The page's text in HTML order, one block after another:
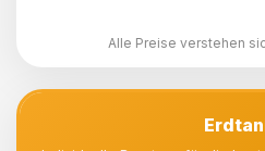
Alle Preise verstehen